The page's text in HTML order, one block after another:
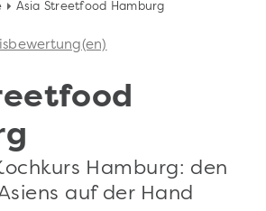
Asia Streetfood Hamburg
Hamburg: den
auf der Hand